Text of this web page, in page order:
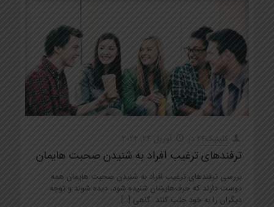
کلینیک24 در آوریل 24, 2022
ترفندهای ترغیب افراد به شنیدن صحبت هایمان
بررسی ترفندهای ترغیب افراد به شنیدن صحبت هایمان همه
دوست دارند که حرف‌هایشان شنیده شود، دیده شوند و توجه
دیگران را به خود جلب کنند. گاهی‌ […]